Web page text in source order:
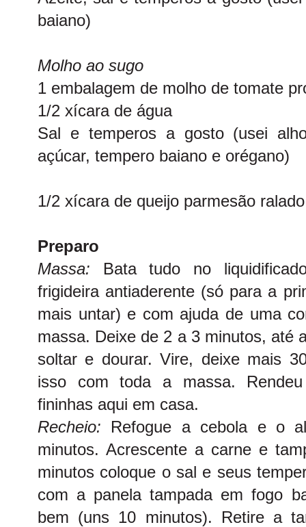
baiano)
Molho ao sugo
1 embalagem de molho de tomate
1/2 xícara de água
Sal e temperos a gosto (usei
açúcar, tempero baiano e orégano)
1/2 xícara de queijo parmesão
Preparo
Massa: Bata tudo no
frigideira antiaderente (só para a
mais untar) e com ajuda de uma
massa. Deixe de 2 a 3 minutos, até
soltar e dourar. Vire, deixe mais
isso com toda a massa.
fininhas aqui em casa.
Recheio: Refogue a cebola e o
minutos. Acrescente a carne e
minutos coloque o sal e seus
com a panela tampada em fogo
bem (uns 10 minutos). Retire a